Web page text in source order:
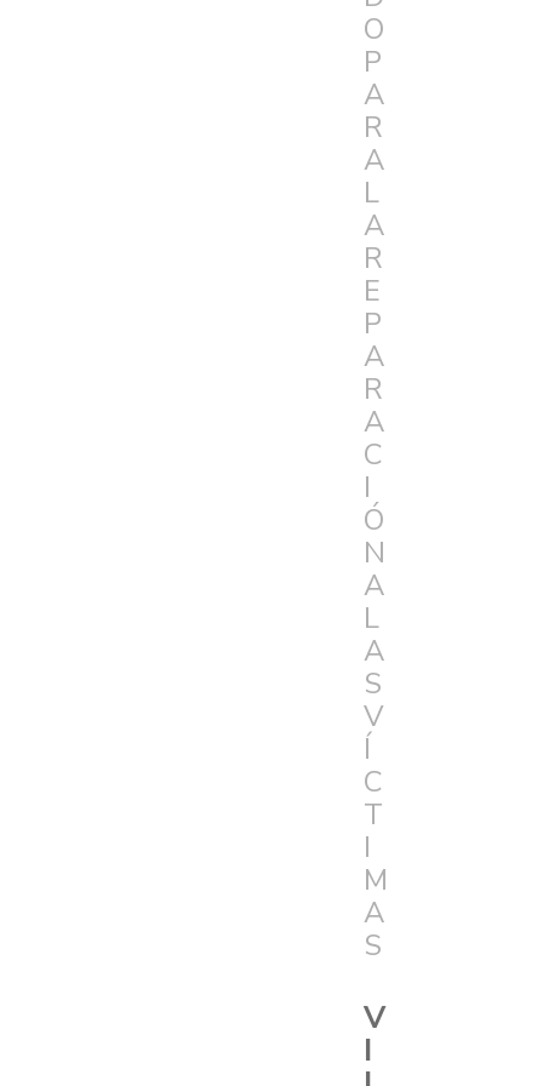
O
P
A
R
A
L
A
R
E
P
A
R
A
C
I
Ó
N
A
L
A
S
V
Í
C
T
I
M
A
S
V
I